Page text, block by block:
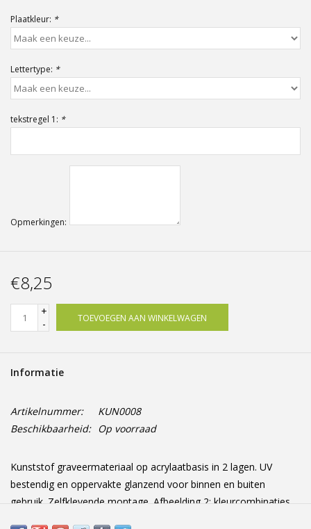
Plaatkleur: *
Lettertype: *
tekstregel 1: *
Opmerkingen:
€8,25
+
-
TOEVOEGEN AAN WINKELWAGEN
Informatie
Artikelnummer:
KUN0008
Beschikbaarheid: Op voorraad
Kunststof graveermateriaal op acrylaatbasis in 2 lagen. UV
bestendig en oppervakte glanzend voor binnen en buiten
gebruik. Zelfklevende montage. Afbeelding 2: kleurcombinaties.